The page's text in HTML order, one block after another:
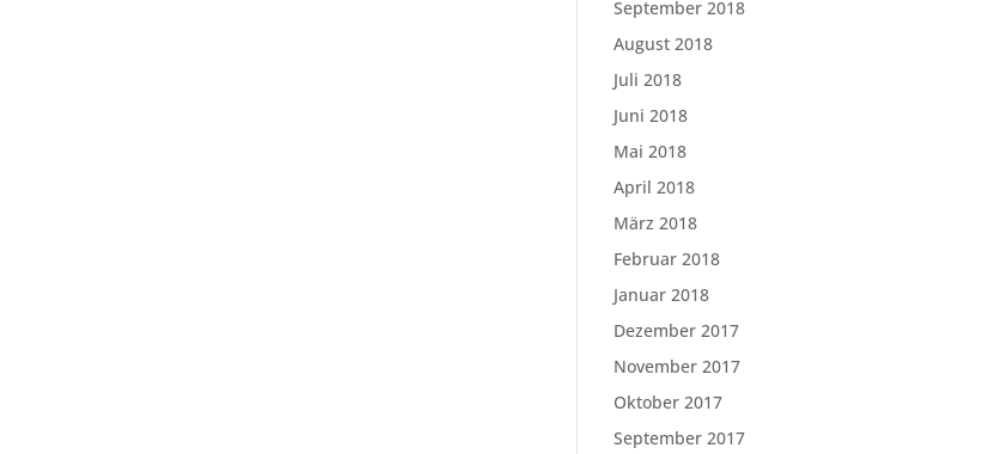
September 2018
August 2018
Juli 2018
Juni 2018
Mai 2018
April 2018
März 2018
Februar 2018
Januar 2018
Dezember 2017
November 2017
Oktober 2017
September 2017